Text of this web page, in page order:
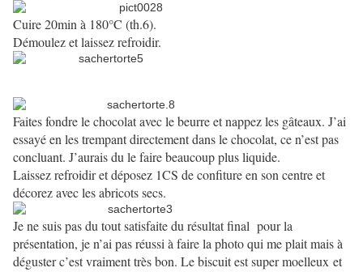
Cuire 20min à 180°C (th.6).
Démoulez et laissez refroidir.
Faites fondre le chocolat avec le beurre et nappez les gâteaux. J’ai
essayé en les trempant directement dans le chocolat, ce n’est pas
concluant. J’aurais du le faire beaucoup plus liquide.
Laissez refroidir et déposez 1CS de confiture en son centre et
décorez avec les abricots secs.
Je ne suis pas du tout satisfaite du résultat final pour la
présentation, je n’ai pas réussi à faire la photo qui me plait mais à
déguster c’est vraiment très bon. Le biscuit est super moelleux et